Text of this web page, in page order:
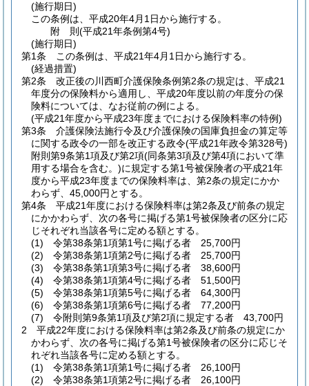
(施行期日)
この条例は、平成20年4月1日から施行する。
附 則(平成21年条例第4号)
(施行期日)
第1条
この条例は、平成21年4月1日から施行する。
(経過措置)
第2条
改正後の川西町介護保険条例第2条の規定は、平成21
年度分の保険料から適用し、平成20年度以前の年度分の保
険料については、なお従前の例による。
(平成21年度から平成23年度までにおける保険料率の特例)
第3条
介護保険法施行令及び介護保険の国庫負担金の算定等
に関する政令の一部を改正する政令(平成21年政令第328号)
附則第9条第1項及び第2項(同条第3項及び第4項において準
用する場合を含む。)に規定する第1号被保険者の平成21年
度から平成23年度までの保険料率は、第2条の規定にかか
わらず、45,000円とする。
第4条
平成21年度における保険料率は第2条及び前条の規定
にかかわらず、次の各号に掲げる第1号被保険者の区分に応
じそれぞれ当該各号に定める額とする。
(1)
令第38条第1項第1号に掲げる者 25,700円
(2)
令第38条第1項第2号に掲げる者 25,700円
(3)
令第38条第1項第3号に掲げる者 38,600円
(4)
令第38条第1項第4号に掲げる者 51,500円
(5)
令第38条第1項第5号に掲げる者 64,300円
(6)
令第38条第1項第6号に掲げる者 77,200円
(7)
令附則第9条第1項及び第2項に規定する者 43,700円
2
平成22年度における保険料率は第2条及び前条の規定にか
かわらず、次の各号に掲げる第1号被保険者の区分に応じそ
れぞれ当該各号に定める額とする。
(1)
令第38条第1項第1号に掲げる者 26,100円
(2)
令第38条第1項第2号に掲げる者 26,100円